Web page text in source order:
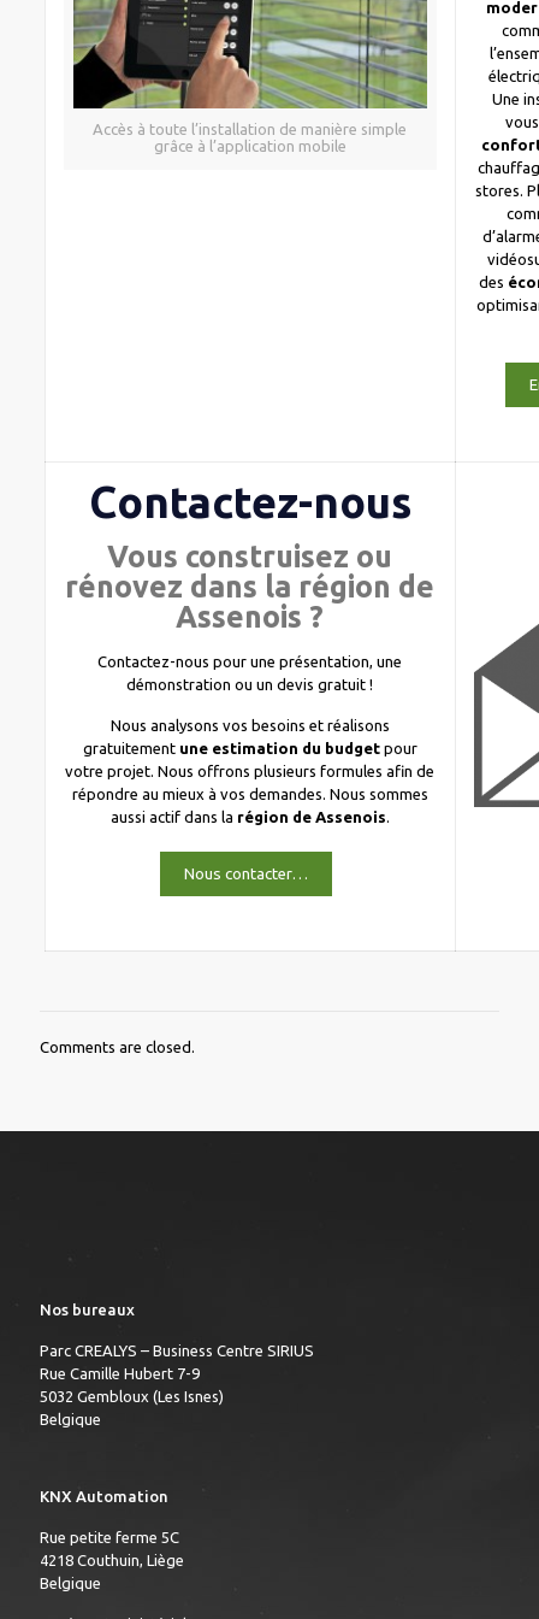
Accès à toute l’installation de manière simple
grâce à l’application mobile
Une
stores.
des
Contactez-nous
Vous construisez ou
rénovez dans la région de
Assenois ?
Contactez-nous pour une présentation, une
démonstration ou un devis gratuit !
Nous analysons vos besoins et réalisons
gratuitement une estimation du budgetpour
votre projet. Nous offrons plusieurs formules afin de
répondre au mieux à vos demandes. Nous sommes
aussi actif dans la région de Assenois.
Nous contacter…
Comments are closed.
Nos bureaux
Parc CREALYS – Business Centre SIRIUS
Rue Camille Hubert 7-9
5032 Gembloux (Les Isnes)
Belgique
KNX Automation
Rue petite ferme 5C
4218 Couthuin, Liège
Belgique